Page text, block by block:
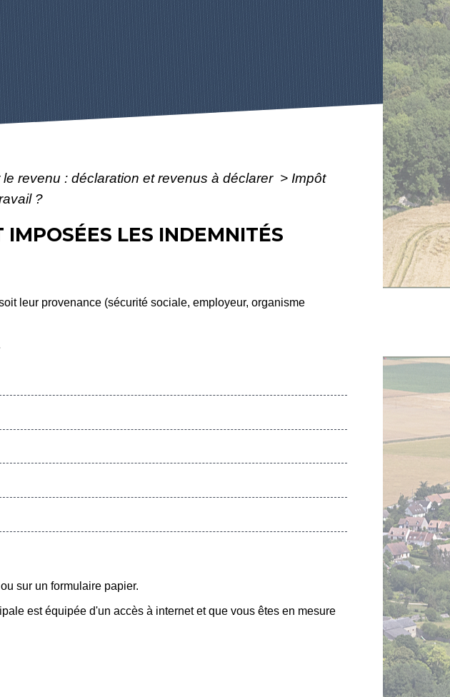
le revenu : déclaration et revenus à déclarer > Impôt
?
LES INDEMNITÉS
leur provenance (sécurité sociale, employeur, organisme
sur un formulaire papier.
est équipée d'un accès à internet et que vous êtes en mesure